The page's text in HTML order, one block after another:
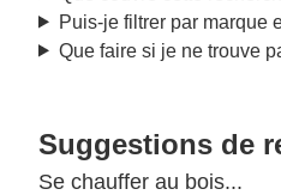
Puis-je filtrer par marque
Que faire si je ne trouve
Suggestions de
Se chauffer au bois...